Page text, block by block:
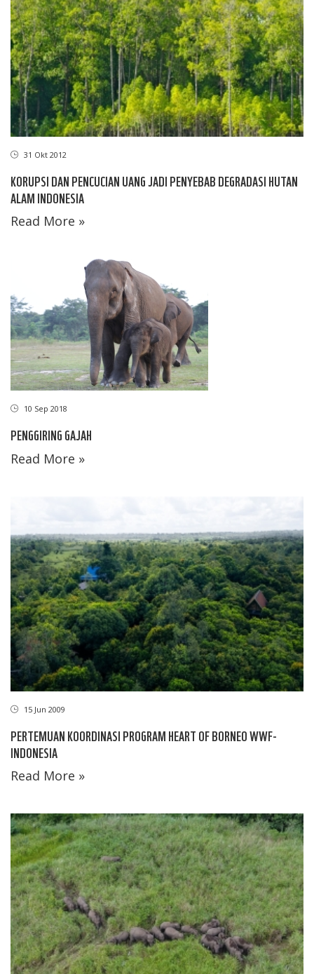
31 Okt 2012
KORUPSI DAN PENCUCIAN UANG JADI PENYEBAB DEGRADASI HUTAN
ALAM INDONESIA
Read More »
10 Sep 2018
PENGGIRING GAJAH
Read More »
15 Jun 2009
PERTEMUAN KOORDINASI PROGRAM HEART OF BORNEO WWF-
INDONESIA
Read More »